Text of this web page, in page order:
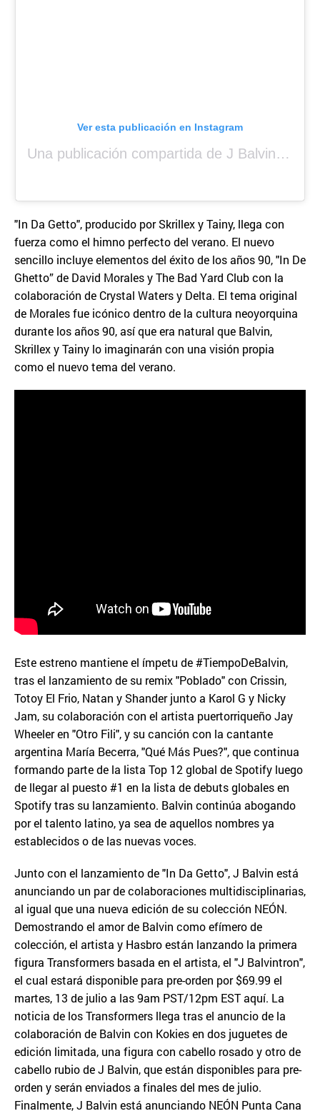
Ver esta publicación en Instagram
Una publicación compartida de J Balvin (@jbalvin)
"In Da Getto", producido por Skrillex y Tainy, llega con
fuerza como el himno perfecto del verano. El nuevo
sencillo incluye elementos del éxito de los años 90, "In De
Ghetto” de David Morales y The Bad Yard Club con la
colaboración de Crystal Waters y Delta. El tema original
de Morales fue icónico dentro de la cultura neoyorquina
durante los años 90, así que era natural que Balvin,
Skrillex y Tainy lo imaginarán con una visión propia
como el nuevo tema del verano.
Este estreno mantiene el ímpetu de #TiempoDeBalvin,
tras el lanzamiento de su remix "Poblado" con Crissin,
Totoy El Frio, Natan y Shander junto a Karol G y Nicky
Jam, su colaboración con el artista puertorriqueño Jay
Wheeler en "Otro Fili", y su canción con la cantante
argentina María Becerra, "Qué Más Pues?", que continua
formando parte de la lista Top 12 global de Spotify luego
de llegar al puesto #1 en la lista de debuts globales en
Spotify tras su lanzamiento. Balvin continúa abogando
por el talento latino, ya sea de aquellos nombres ya
establecidos o de las nuevas voces.
Junto con el lanzamiento de "In Da Getto", J Balvin está
anunciando un par de colaboraciones multidisciplinarias,
al igual que una nueva edición de su colección NEÓN.
Demostrando el amor de Balvin como efímero de
colección, el artista y Hasbro están lanzando la primera
figura Transformers basada en el artista, el "J Balvintron",
el cual estará disponible para pre-orden por $69.99 el
martes, 13 de julio a las 9am PST/12pm EST aquí. La
noticia de los Transformers llega tras el anuncio de la
colaboración de Balvin con Kokies en dos juguetes de
edición limitada, una figura con cabello rosado y otro de
cabello rubio de J Balvin, que están disponibles para pre-
orden y serán enviados a finales del mes de julio.
Finalmente, J Balvin está anunciando NEÓN Punta Cana